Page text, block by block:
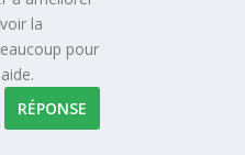
la
pour
RÉPONSE